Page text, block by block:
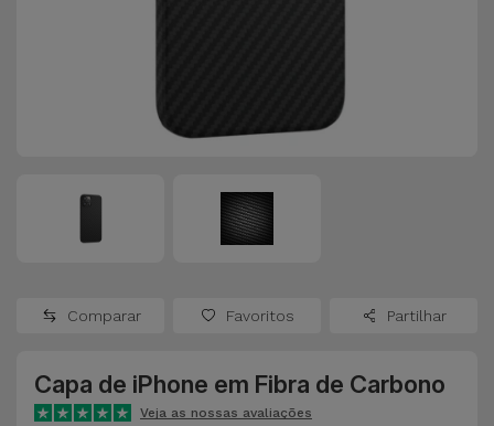
Dyson
Recondicionados
tudo
Carregadores
e Colunas
Smartwatches
e Braceletes
Comparar Favoritos Partilhar
Capa de iPhone em Fibra de Carbono
Veja as nossas avaliações